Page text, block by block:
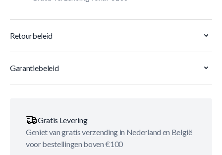
Retourbeleid
Garantiebeleid
Gratis Levering
Geniet van gratis verzending in Nederland en België
voor bestellingen boven €100